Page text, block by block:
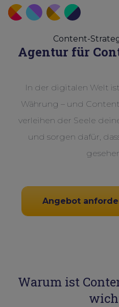
Content-
Agentur für
In der digitalen Welt
Währung – und
verleihen der Seele
und sorgen dafür,
Angebot
Warum ist